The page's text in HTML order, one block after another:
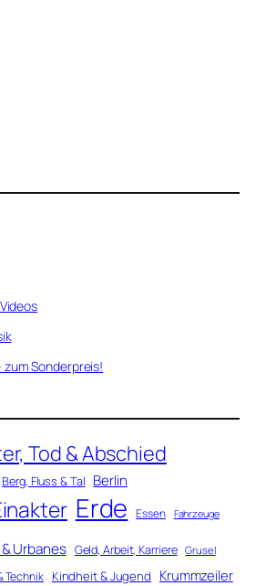
zum Sonderpreis!
Tod & Abschied
Berg, Fluss & Tal Berlin
Erde Essen Fahrzeuge
Urbanes Geld, Arbeit, Karriere Grusel
Technik Kindheit & Jugend Krummzeiler